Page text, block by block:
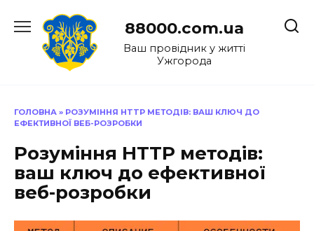
до
88000.com.ua
Ваш провідник у житті
Ужгорода
ГОЛОВНА » РОЗУМІННЯ HTTP МЕТОДІВ: ВАШ КЛЮЧ ДО
ЕФЕКТИВНОЇ ВЕБ-РОЗРОБКИ
Розуміння HTTP методів:
ваш ключ до ефективної
веб-розробки